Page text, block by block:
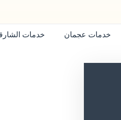
خدمات عجمان خدمات